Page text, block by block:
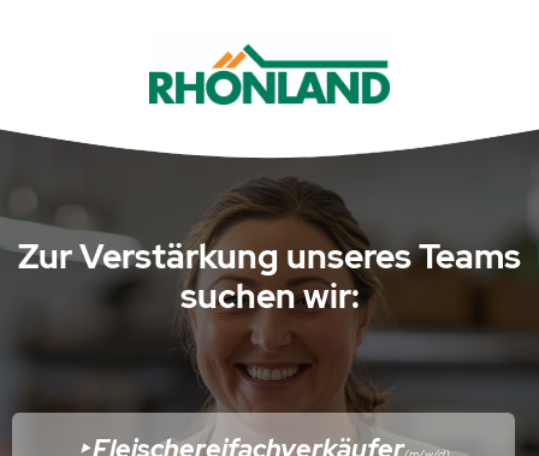
Zur Verstärkung unseres Teams
suchen wir: